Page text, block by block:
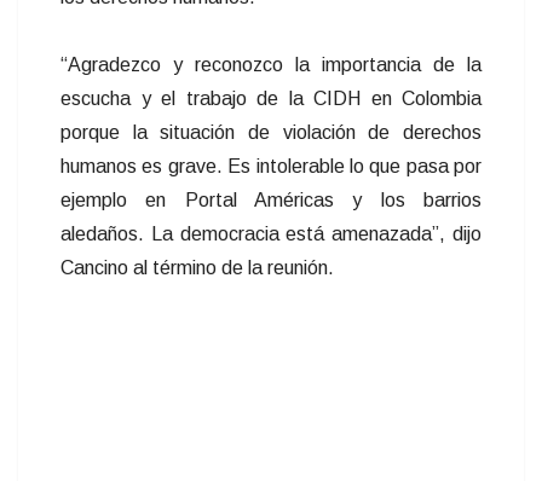
“Agradezco y reconozco la importancia de la
escucha y el trabajo de la CIDH en Colombia
porque la situación de violación de derechos
humanos es grave. Es intolerable lo que pasa por
ejemplo en Portal Américas y los barrios
aledaños. La democracia está amenazada”, dijo
Cancino al término de la reunión.